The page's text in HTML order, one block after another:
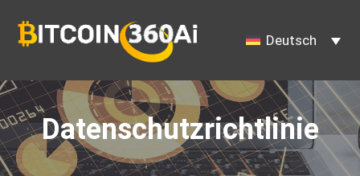
Inhalt
springen
Deutsch
Datenschutzrichtlinie